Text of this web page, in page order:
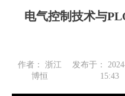
电气控制技术与
作者： 浙江
博恒
发布于：
15:43